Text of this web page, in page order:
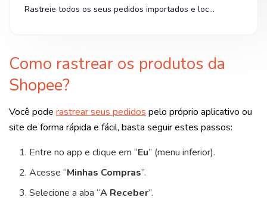
Rastreie todos os seus pedidos importados e locais na Shopee
Como rastrear os produtos da
Shopee?
Você pode rastrear seus pedidos pelo próprio aplicativo ou
site de forma rápida e fácil, basta seguir estes passos:
Entre no app e clique em “Eu” (menu inferior).
Acesse “Minhas Compras”.
Selecione a aba “A Receber”.